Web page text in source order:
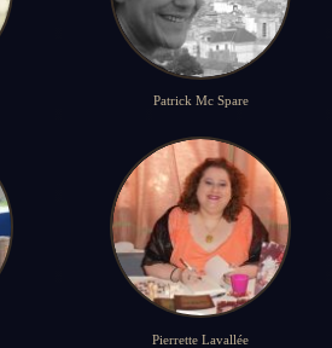
Patrick Mc Spare
Pierrette Lavallée